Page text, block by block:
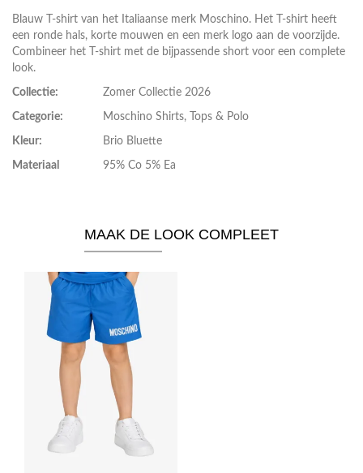
Blauw T-shirt van het Italiaanse merk Moschino. Het T-shirt heeft
een ronde hals, korte mouwen en een merk logo aan de voorzijde.
Combineer het T-shirt met de bijpassende short voor een complete
look.
Collectie: Zomer Collectie 2026
Categorie: Moschino Shirts, Tops & Polo
Kleur: Brio Bluette
Materiaal 95% Co 5% Ea
MAAK DE LOOK COMPLEET